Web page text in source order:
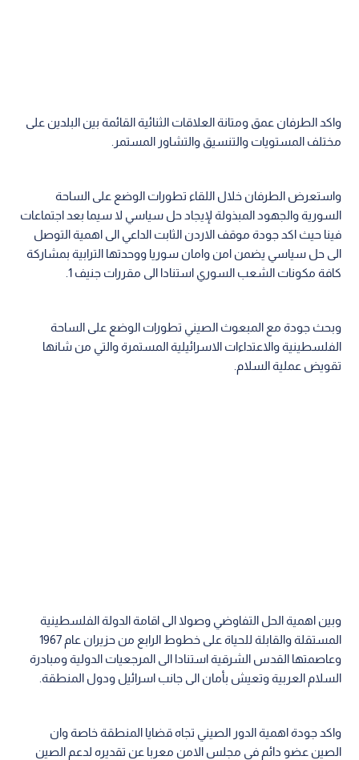
واكد الطرفان عمق ومتانة العلاقات الثنائية القائمة بين البلدين على
مختلف المستويات والتنسيق والتشاور المستمر.
واستعرض الطرفان خلال اللقاء تطورات الوضع على الساحة
السورية والجهود المبذولة لإيجاد حل سياسي لا سيما بعد اجتماعات
فينا حيث اكد جودة موقف الاردن الثابت الداعي الى اهمية التوصل
الى حل سياسي يضمن امن وامان سوريا ووحدتها الترابية بمشاركة
كافة مكونات الشعب السوري استنادا الى مقررات جنيف 1.
وبحث جودة مع المبعوث الصيني تطورات الوضع على الساحة
الفلسطينية والاعتداءات الاسرائيلية المستمرة والتي من شانها
تقويض عملية السلام.
وبين اهمية الحل التفاوضي وصولا الى اقامة الدولة الفلسطينية
المستقلة والقابلة للحياة على خطوط الرابع من حزيران عام 1967
وعاصمتها القدس الشرقية استنادا الى المرجعيات الدولية ومبادرة
السلام العربية وتعيش بأمان الى جانب اسرائيل ودول المنطقة.
واكد جودة اهمية الدور الصيني تجاه قضايا المنطقة خاصة وان
الصين عضو دائم في مجلس الامن معربا عن تقديره لدعم الصين